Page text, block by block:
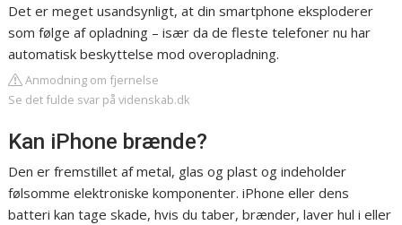
Det er meget usandsynligt, at din smartphone eksploderer
som følge af opladning – især da de fleste telefoner nu har
automatisk beskyttelse mod overopladning.
Anmodning om fjernelse
Se det fulde svar på videnskab.dk
Kan iPhone brænde?
Den er fremstillet af metal, glas og plast og indeholder
følsomme elektroniske komponenter. iPhone eller dens
batteri kan tage skade, hvis du taber, brænder, laver hul i eller